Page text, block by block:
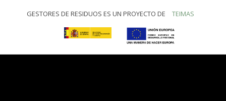
GESTORES DE RESIDUOS ES UN PROYECTO DE TEIMAS